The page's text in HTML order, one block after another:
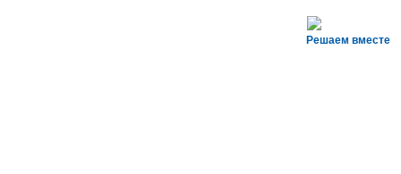
Решаем вместе